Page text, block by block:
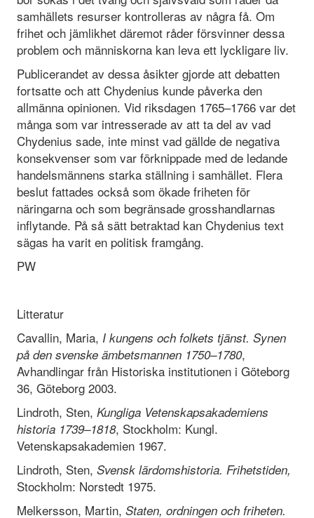
samhällets resurser kontrolleras av några få. Om
frihet och jämlikhet däremot råder försvinner dessa
problem och människorna kan leva ett lyckligare liv.
Publicerandet av dessa åsikter gjorde att debatten
fortsatte och att Chydenius kunde påverka den
allmänna opinionen. Vid riksdagen 1765–1766 var det
många som var intresserade av att ta del av vad
Chydenius sade, inte minst vad gällde de negativa
konsekvenser som var förknippade med de ledande
handelsmännens starka ställning i samhället. Flera
beslut fattades också som ökade friheten för
näringarna och som begränsade grosshandlarnas
inflytande. På så sätt betraktad kan Chydenius text
sägas ha varit en politisk framgång.
PW
Litteratur
Cavallin, Maria, I kungens och folkets tjänst. Synen
på den svenske ämbetsmannen 1750–1780,
Avhandlingar från Historiska institutionen i Göteborg
36, Göteborg 2003.
Lindroth, Sten, Kungliga Vetenskapsakademiens
historia 1739–1818, Stockholm: Kungl.
Vetenskapsakademien 1967.
Lindroth, Sten, Svensk lärdomshistoria. Frihetstiden,
Stockholm: Norstedt 1975.
Melkersson, Martin, Staten, ordningen och friheten.